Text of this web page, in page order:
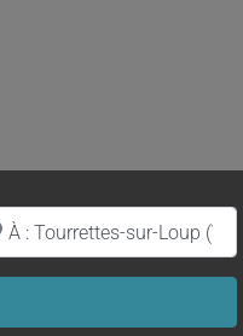
de (ville ou région)